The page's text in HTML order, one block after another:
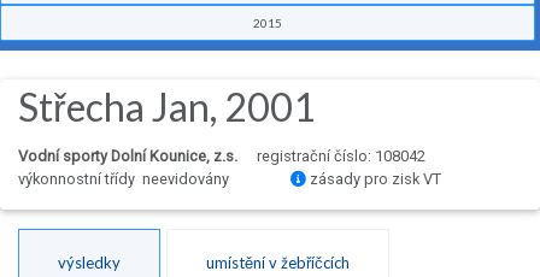
2015
Střecha Jan, 2001
Vodní sporty Dolní Kounice, z.s.
registrační číslo: 108042
výkonnostní třídy neevidovány
zásady pro zisk VT
výsledky umístění v žebříčcích